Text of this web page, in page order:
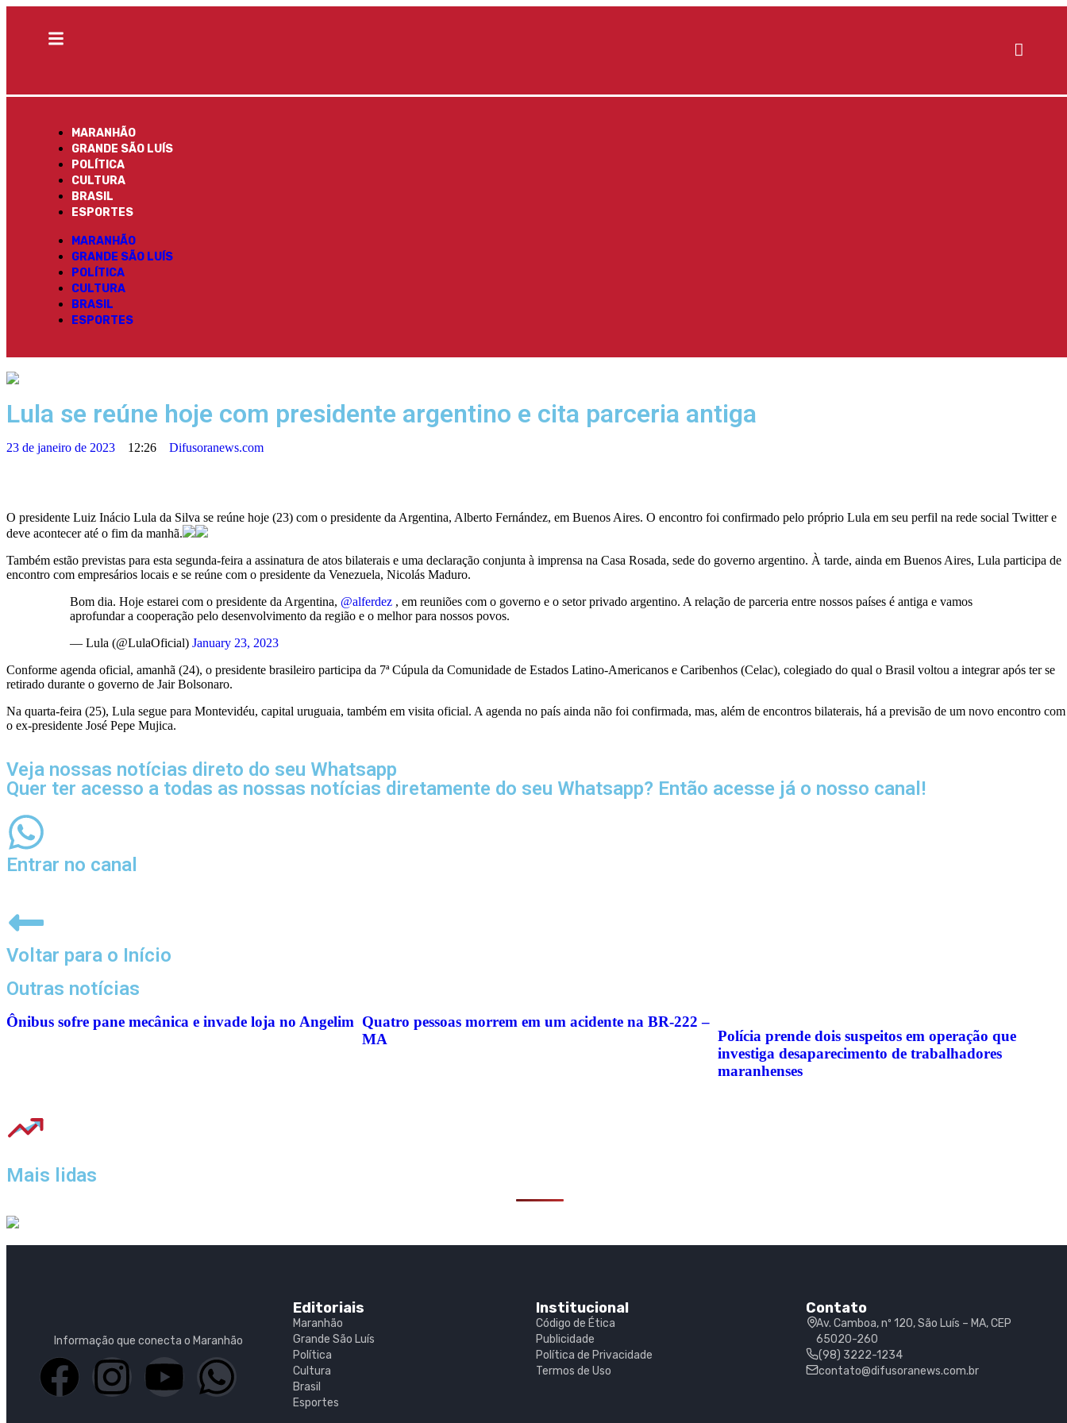
MARANHÃO
GRANDE SÃO LUÍS
POLÍTICA
CULTURA
BRASIL
ESPORTES
MARANHÃO
GRANDE SÃO LUÍS
POLÍTICA
CULTURA
BRASIL
ESPORTES
Lula se reúne hoje com presidente argentino e cita parceria antiga
23 de janeiro de 2023 12:26 Difusoranews.com
O presidente Luiz Inácio Lula da Silva se reúne hoje (23) com o presidente da Argentina, Alberto Fernández, em Buenos Aires. O encontro foi confirmado pelo próprio Lula em seu perfil na rede social Twitter e
deve acontecer até o fim da manhã.
Também estão previstas para esta segunda-feira a assinatura de atos bilaterais e uma declaração conjunta à imprensa na Casa Rosada, sede do governo argentino. À tarde, ainda em Buenos Aires, Lula participa de
encontro com empresários locais e se reúne com o presidente da Venezuela, Nicolás Maduro.
Bom dia. Hoje estarei com o presidente da Argentina, @alferdez , em reuniões com o governo e o setor privado argentino. A relação de parceria entre nossos países é antiga e vamos
aprofundar a cooperação pelo desenvolvimento da região e o melhor para nossos povos.
— Lula (@LulaOficial) January 23, 2023
Conforme agenda oficial, amanhã (24), o presidente brasileiro participa da 7ª Cúpula da Comunidade de Estados Latino-Americanos e Caribenhos (Celac), colegiado do qual o Brasil voltou a integrar após ter se
retirado durante o governo de Jair Bolsonaro.
Na quarta-feira (25), Lula segue para Montevidéu, capital uruguaia, também em visita oficial. A agenda no país ainda não foi confirmada, mas, além de encontros bilaterais, há a previsão de um novo encontro com
o ex-presidente José Pepe Mujica.
Veja nossas notícias direto do seu Whatsapp
Quer ter acesso a todas as nossas notícias diretamente do seu Whatsapp? Então acesse já o nosso canal!
Entrar no canal
Voltar para o Início
Outras notícias
Ônibus sofre pane mecânica e invade loja no Angelim Quatro pessoas morrem em um acidente na BR-222 –
MA
Polícia prende dois suspeitos em operação que
investiga desaparecimento de trabalhadores
maranhenses
Mais lidas
Informação que conecta o Maranhão
Editoriais
Maranhão
Grande São Luís
Política
Cultura
Brasil
Esportes
Institucional
Código de Ética
Publicidade
Política de Privacidade
Termos de Uso
Contato
Av. Camboa, nº 120, São Luís – MA, CEP
65020-260
(98) 3222-1234
contato@difusoranews.com.br